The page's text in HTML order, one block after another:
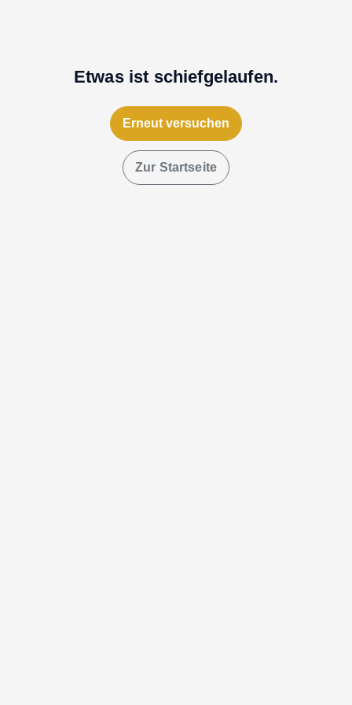
Etwas ist schiefgelaufen.
Erneut versuchen
Zur Startseite